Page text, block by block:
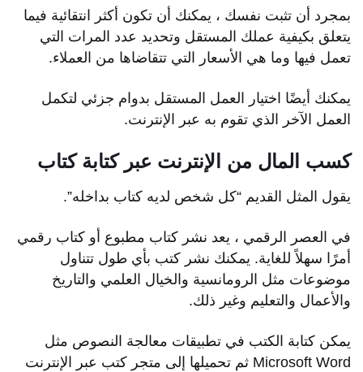
بمجرد أن تثبت نفسك ، يمكنك أن تكون أكثر انتقائية فيما
يتعلق بكيفية عملك المستقل وتحديد عدد المرات التي
تعمل فيها وما هي الأسعار التي تتقاضاها من العملاء.
يمكنك أيضًا اختيار العمل المستقل بدوام جزئي لتكمل
العمل الآخر الذي تقوم به عبر الإنترنت.
كسب المال من الإنترنت عبر كتابة كتاب
يقول المثل القديم “كل شخص لديه كتاب بداخله”.
في العصر الرقمي ، يعد نشر كتاب مطبوع أو كتاب رقمي
أمرًا سهلاً للغاية. يمكنك نشر كتب بأي طول تتناول
موضوعات مثل الرومانسية والخيال العلمي والتاريخ
والأعمال والتعليم وغير ذلك.
يمكن كتابة الكتب في تطبيقات معالجة النصوص مثل
Microsoft Word ثم تحميلها إلى متجر كتب عبر الإنترنت